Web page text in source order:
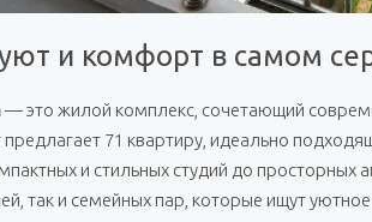
и комфорт в самом
— это жилой комплекс, сочетающий
предлагает 71 квартиру, идеально
и стильных студий до
так и семейных пар, которые ищут